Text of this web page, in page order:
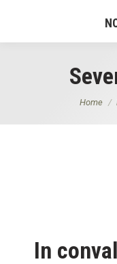
You
Home
In